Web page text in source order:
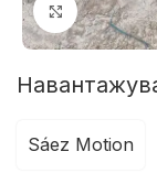
Sáez Motion